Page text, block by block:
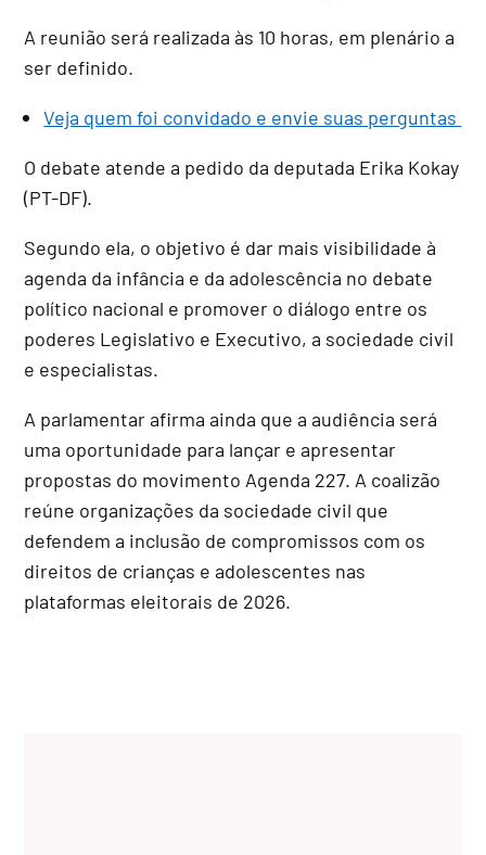
A reunião será realizada às 10 horas, em plenário a
ser definido.
Veja quem foi convidado e envie suas perguntas
O debate atende a pedido da deputada Erika Kokay
(PT-DF).
Segundo ela, o objetivo é dar mais visibilidade à
agenda da infância e da adolescência no debate
político nacional e promover o diálogo entre os
poderes Legislativo e Executivo, a sociedade civil
e especialistas.
A parlamentar afirma ainda que a audiência será
uma oportunidade para lançar e apresentar
propostas do movimento Agenda 227. A coalizão
reúne organizações da sociedade civil que
defendem a inclusão de compromissos com os
direitos de crianças e adolescentes nas
plataformas eleitorais de 2026.